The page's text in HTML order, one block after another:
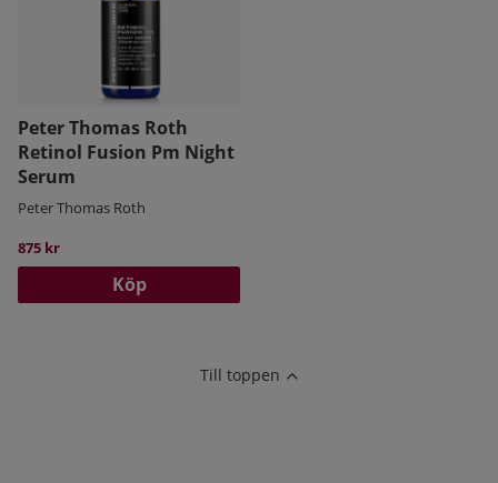
Peter Thomas Roth
Retinol Fusion Pm Night
Serum
Peter Thomas Roth
875 kr
Köp
Till toppen